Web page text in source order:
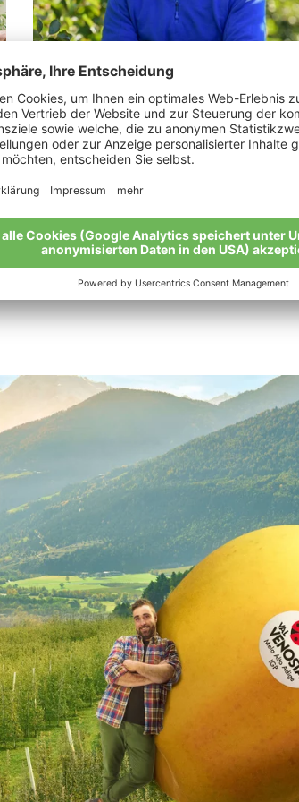
LesinaDebiasi Martin
„Von Gutem kommt Gutes: Bio ist eine
ganzheitliche Philosophie.“
Meine Geschichte
Alle Bio-Bauern im Überblick